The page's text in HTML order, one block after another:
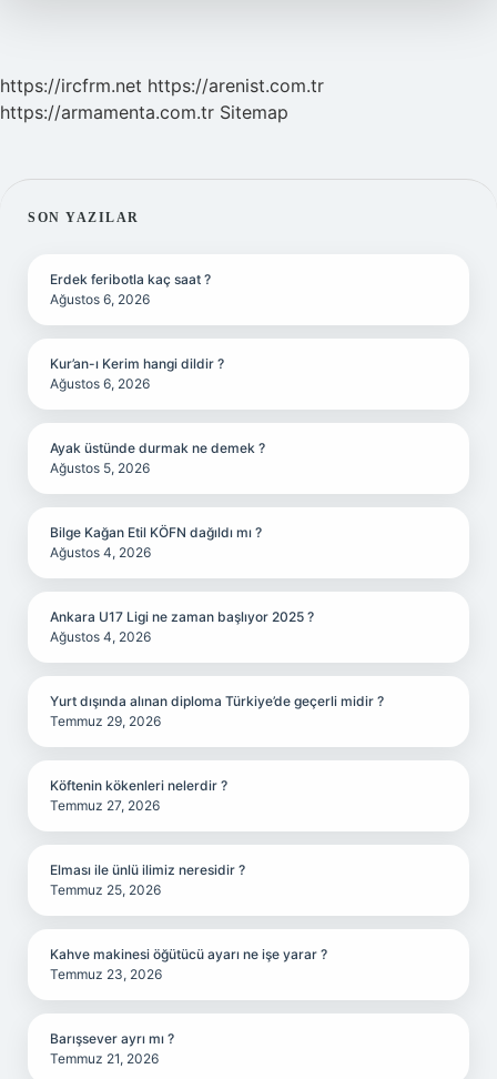
https://ircfrm.net https://arenist.com.tr
https://armamenta.com.tr Sitemap
SIDEBAR
SON YAZILAR
Erdek feribotla kaç saat ?
Ağustos 6, 2026
Kur’an-ı Kerim hangi dildir ?
Ağustos 6, 2026
Ayak üstünde durmak ne demek ?
Ağustos 5, 2026
Bilge Kağan Etil KÖFN dağıldı mı ?
Ağustos 4, 2026
Ankara U17 Ligi ne zaman başlıyor 2025 ?
Ağustos 4, 2026
Yurt dışında alınan diploma Türkiye’de geçerli midir ?
Temmuz 29, 2026
Köftenin kökenleri nelerdir ?
Temmuz 27, 2026
Elması ile ünlü ilimiz neresidir ?
Temmuz 25, 2026
Kahve makinesi öğütücü ayarı ne işe yarar ?
Temmuz 23, 2026
Barışsever ayrı mı ?
Temmuz 21, 2026